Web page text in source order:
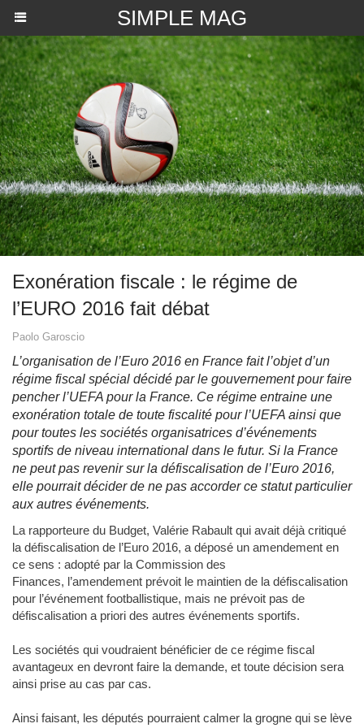
SIMPLE MAG
​Exonération fiscale : le régime de
l’EURO 2016 fait débat
Paolo Garoscio
L’organisation de l’Euro 2016 en France fait l’objet d’un
régime fiscal spécial décidé par le gouvernement pour faire
pencher l’UEFA pour la France. Ce régime entraine une
exonération totale de toute fiscalité pour l’UEFA ainsi que
pour toutes les sociétés organisatrices d’événements
sportifs de niveau international dans le futur. Si la France
ne peut pas revenir sur la défiscalisation de l’Euro 2016,
elle pourrait décider de ne pas accorder ce statut particulier
aux autres événements.
La rapporteure du Budget, Valérie Rabault qui avait déjà critiqué
la défiscalisation de l’Euro 2016, a déposé un amendement en
ce sens : adopté par la Commission des
Finances, l’amendement prévoit le maintien de la défiscalisation
pour l’événement footballistique, mais ne prévoit pas de
défiscalisation a priori des autres événements sportifs.
Les sociétés qui voudraient bénéficier de ce régime fiscal
avantageux en devront faire la demande, et toute décision sera
ainsi prise au cas par cas.
Ainsi faisant, les députés pourraient calmer la grogne qui se lève